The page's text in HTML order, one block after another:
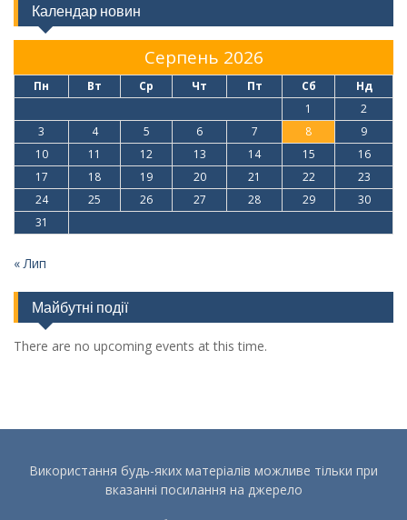
Календар новин
Серпень 2026
Пн Вт Ср Чт Пт Сб
Нд
1
2
3
4 5 6 7 8
9
10
11 12 13 14 15
16
17
18 19 20 21 22
23
24
25 26 27 28 29
30
31
« Лип
Майбутні події
There are no upcoming events at this time.
Використання будь-яких матеріалів можливе тільки при
вказанні посилання на джерело